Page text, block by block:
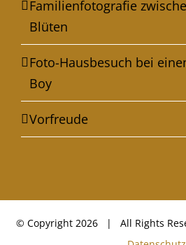
Familienfotografie
Blüten
Foto-Hausbesuch bei
Boy
Vorfreude
© Copyright 2026 | All Rights